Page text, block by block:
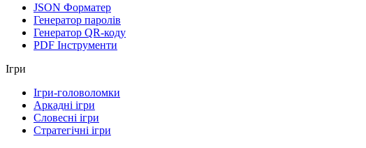
JSON Форматер
Генератор паролів
Генератор QR-коду
PDF Інструменти
Ігри
Ігри-головоломки
Аркадні ігри
Словесні ігри
Стратегічні ігри